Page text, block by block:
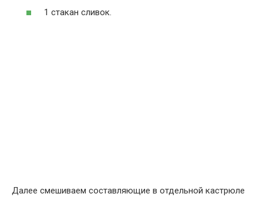
1 стакан сливок.
Далее смешиваем составляющие в отдельной кастрюле